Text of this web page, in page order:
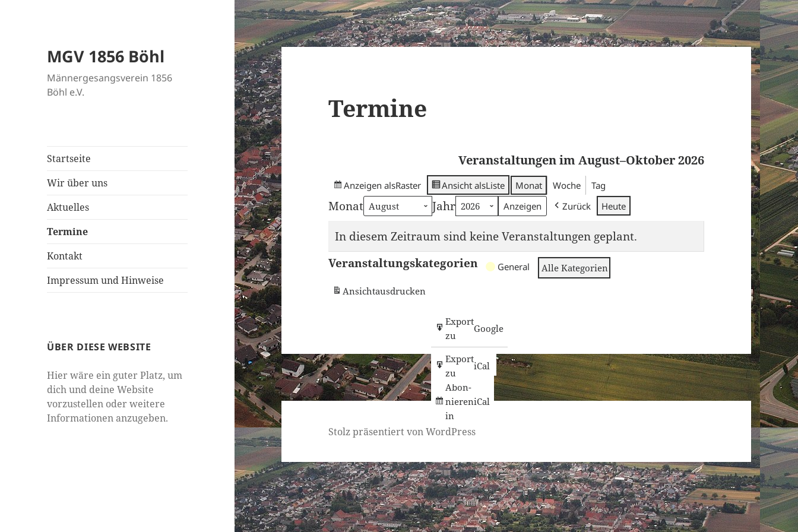
MGV 1856 Böhl
Männergesangsverein 1856
Böhl e.V.
Startseite
Wir über uns
Aktuelles
Termine
Kontakt
Impressum und Hinweise
ÜBER DIESE WEBSITE
Hier wäre ein guter Platz, um
dich und deine Web­site
vorzustellen oder weit­ere
Infor­ma­tio­nen anzugeben.
Termine
Veranstaltungen im August–Oktober 2026
Anzeigen alsRaster Ansicht alsListe Monat Woche Tag
Monat Jahr Zurück Heute
In diesem Zeitraum sind keine Ver­anstal­tun­gen geplant.
Veranstaltungskategorien
General
Alle Kat­e­gorien
Ansichtausdrucken
Ein­
tra­
gen
in
Abon­
nieren
in
iCal
Export
zu
Google
Export
zu
iCal
Stolz präsentiert von WordPress